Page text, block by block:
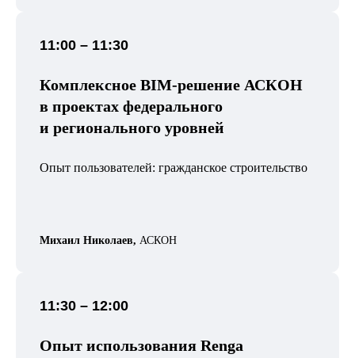
11:00 – 11:30
Комплексное BIM-решение АСКОН
в проектах федерального
и регионального уровней
Опыт пользователей: гражданское строительство
Михаил Николаев, АСКОН
11:30 – 12:00
Опыт использования Renga